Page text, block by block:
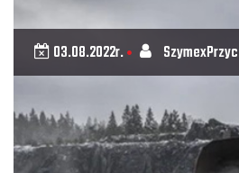
03.08.2022r.•